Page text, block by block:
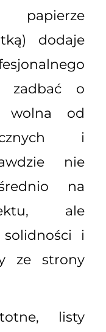
dodaje
zadbać o
od
i
nie
na
ale
i
ze strony
listy